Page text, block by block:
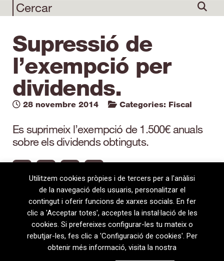
Supressió de
l’exempció per
dividends.
28 novembre 2014 Categories: Fiscal
Es suprimeix l’exempció de 1.500€ anuals
sobre els dividends obtinguts.
Utilitzem cookies pròpies i de tercers per a l'anàlisi
de la navegació dels usuaris, personalitzar el
contingut i oferir funcions de xarxes socials. En fer
clic a 'Acceptar totes', acceptes la instal·lació de les
cookies. Si prefereixes configurar-les tu mateix o
rebutjar-les, fes clic a 'Configuració de cookies'. Per
obtenir més informació, visita la nostra